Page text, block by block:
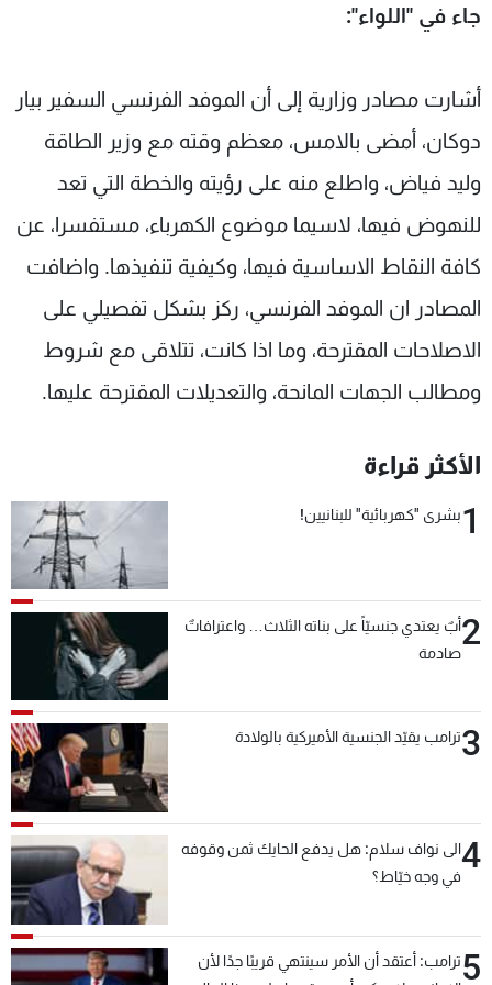
جاء في "اللواء":
أشارت مصادر وزارية إلى أن الموفد الفرنسي السفير بيار
دوكان، أمضى بالامس، معظم وقته مع وزير الطاقة
وليد فياض، واطلع منه على رؤيته والخطة التي تعد
للنهوض فيها، لاسيما موضوع الكهرباء، مستفسرا، عن
كافة النقاط الاساسية فيها، وكيفية تنفيذها. واضافت
المصادر ان الموفد الفرنسي، ركز بشكل تفصيلي على
الاصلاحات المقترحة، وما اذا كانت، تتلاقى مع شروط
ومطالب الجهات المانحة، والتعديلات المقترحة عليها.
الأكثر قراءة
1بشرى "كهربائية" للبنانيين!
2أبٌ يعتدي جنسيّاً على بناته الثلاث… واعترافاتٌ
صادمة
3ترامب يقيّد الجنسية الأميركية بالولادة
4الى نواف سلام: هل يدفع الحايك ثمن وقوفه
في وجه خيّاط؟
5ترامب: أعتقد أن الأمر سينتهي قريبًا جدًا لأن
شاهد البرامج
الإنـتـاج
لاعلاناتكم
تواصل معنا
شروط الإسـتخدام
سياسة الخصوصية